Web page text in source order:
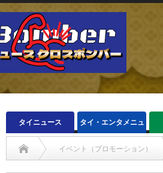
タイニュース タイ・エンタメニュ
イベント（プロモーション）